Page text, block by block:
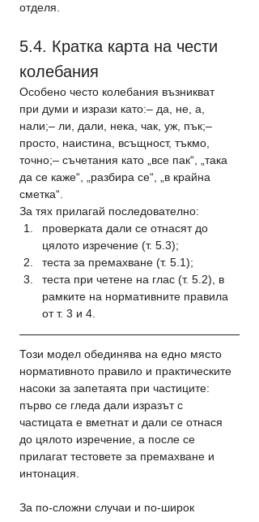
отделя.
5.4. Кратка карта на чести
колебания
Особено често колебания възникват
при думи и изрази като:– да, не, а,
нали;– ли, дали, нека, чак, уж, пък;–
просто, наистина, всъщност, тъкмо,
точно;– съчетания като „все пак“, „така
да се каже“, „разбира се“, „в крайна
сметка“.
За тях прилагай последователно:
проверката дали се отнасят до
цялото изречение (т. 5.3);
теста за премахване (т. 5.1);
теста при четене на глас (т. 5.2), в
рамките на нормативните правила
от т. 3 и 4.
Този модел обединява на едно място
нормативното правило и практическите
насоки за запетаята при частиците:
първо се гледа дали изразът с
частицата е вметнат и дали се отнася
до цялото изречение, а после се
прилагат тестовете за премахване и
интонация.
За по-сложни случаи и по-широк